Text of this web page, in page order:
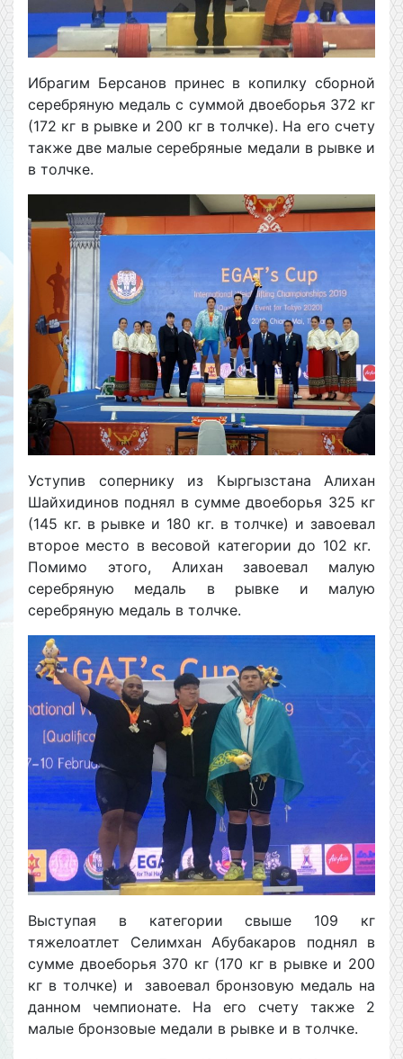
Ибрагим Берсанов принес в копилку сборной
серебряную медаль с суммой двоеборья 372 кг
(172 кг в рывке и 200 кг в толчке). На его счету
также две малые серебряные медали в рывке и
в толчке.
Уступив сопернику из Кыргызстана Алихан
Шайхидинов поднял в сумме двоеборья 325 кг
(145 кг. в рывке и 180 кг. в толчке) и завоевал
второе место в весовой категории до 102 кг.
Помимо этого, Алихан завоевал малую
серебряную медаль в рывке и малую
серебряную медаль в толчке.
Выступая в категории свыше 109 кг
тяжелоатлет Селимхан Абубакаров поднял в
сумме двоеборья 370 кг (170 кг в рывке и 200
кг в толчке) и завоевал бронзовую медаль на
данном чемпионате. На его счету также 2
малые бронзовые медали в рывке и в толчке.